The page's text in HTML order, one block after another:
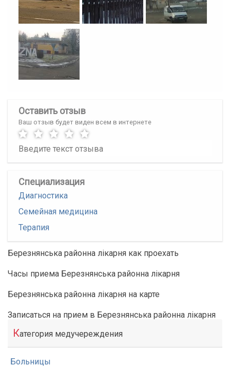
Оставить отзыв
Ваш отзыв будет виден всем в интернете
Специализация
Диагностика
Семейная медицина
Терапия
Березнянська районна лікарня как проехать
Часы приема Березнянська районна лікарня
Березнянська районна лікарня на карте
Записаться на прием в Березнянська районна лікарня
Категория медучереждения
Больницы